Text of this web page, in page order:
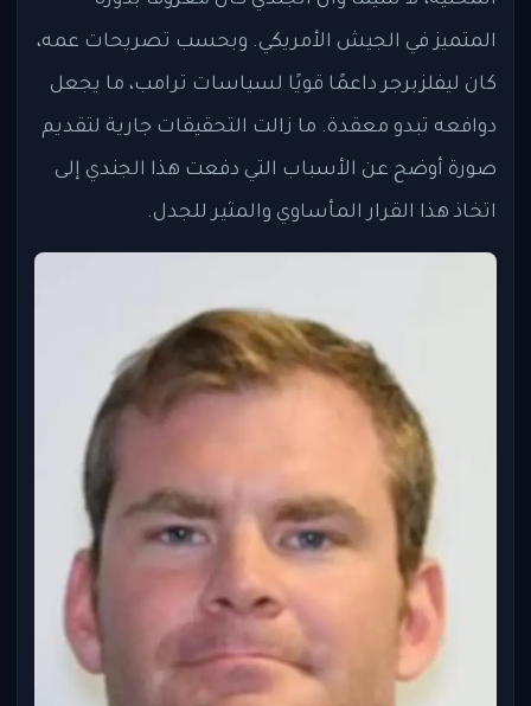
المتميز في الجيش الأمريكي. وبحسب تصريحات عمه،
كان ليفلزبرجر داعمًا قويًا لسياسات ترامب، ما يجعل
دوافعه تبدو معقدة. ما زالت التحقيقات جارية لتقديم
صورة أوضح عن الأسباب التي دفعت هذا الجندي إلى
اتخاذ هذا القرار المأساوي والمثير للجدل.